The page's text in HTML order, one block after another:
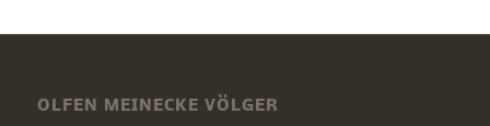
OLFEN MEINECKE VÖLGER